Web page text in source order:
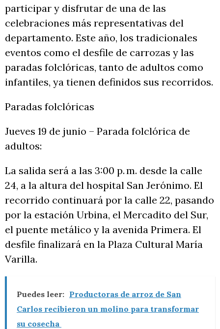
participar y disfrutar de una de las
celebraciones más representativas del
departamento. Este año, los tradicionales
eventos como el desfile de carrozas y las
paradas folclóricas, tanto de adultos como
infantiles, ya tienen definidos sus recorridos.
Paradas folclóricas
Jueves 19 de junio – Parada folclórica de
adultos:
La salida será a las 3:00 p. m. desde la calle
24, a la altura del hospital San Jerónimo. El
recorrido continuará por la calle 22, pasando
por la estación Urbina, el Mercadito del Sur,
el puente metálico y la avenida Primera. El
desfile finalizará en la Plaza Cultural María
Varilla.
Puedes leer: Productoras de arroz de San
Carlos recibieron un molino para transformar
su cosecha